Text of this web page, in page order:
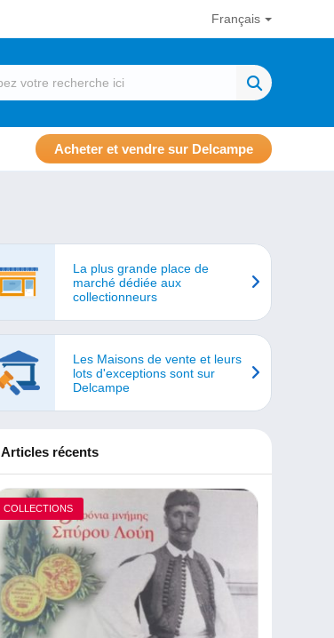
Français
Acheter et vendre sur Delcampe
La plus grande place de
marché dédiée aux
collectionneurs
Les Maisons de vente et leurs
lots d'exceptions sont sur
Delcampe
Articles récents
COLLECTIONS